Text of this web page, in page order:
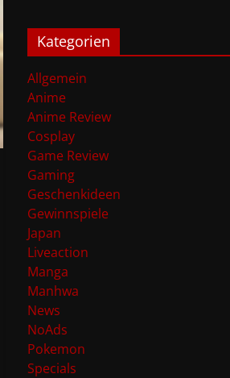
Kategorien
Allgemein
Anime
Anime Review
Cosplay
Game Review
Gaming
Geschenkideen
Gewinnspiele
Japan
Liveaction
Manga
Manhwa
News
NoAds
Pokemon
Specials